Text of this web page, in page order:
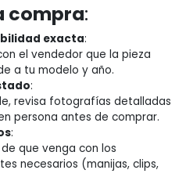
compra:
exacta:
el vendedor que la pieza
a tu modelo y año.
:
revisa fotografías detalladas
persona antes de comprar.
:
que venga con los
necesarios (manijas, clips,